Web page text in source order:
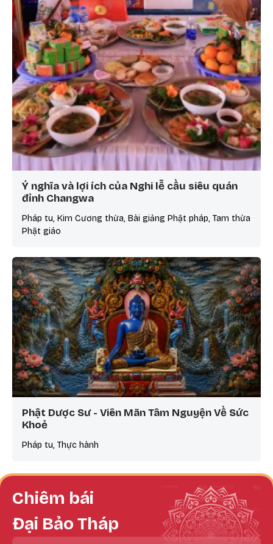
Ý nghĩa và lợi ích của Nghi lễ cầu siêu quán
đỉnh Changwa
Pháp tu, Kim Cương thừa, Bài giảng Phật pháp, Tam thừa
Phật giáo
Phật Dược Sư - Viên Mãn Tâm Nguyện Về Sức
Khoẻ
Pháp tu, Thực hành
Chiêm bái
Đại Bảo Tháp